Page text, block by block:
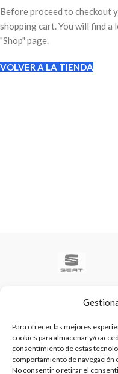
Para ofrecer las mejores
cookies para almacenar y/o
consentimiento de estas
comportamiento de navegación
No consentir o retirar el
Before proceed to checkout
shopping cart. You will find
"Shop" page.
VOLVER A LA TIENDA
Te ayudamos a ser el numero
C/ Arquimedes 61 nave 2.
WhatsApp +34 670604426